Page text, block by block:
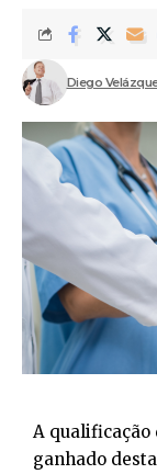
Diego
A qualificação
ganhado